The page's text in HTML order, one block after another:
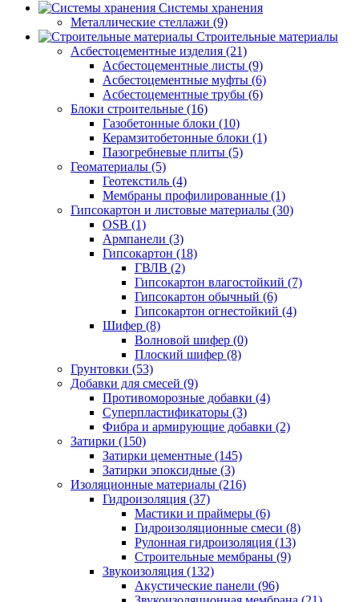
Системы хранения
Металлические стеллажи (9)
Строительные материалы
Асбестоцементные изделия (21)
Асбестоцементные листы (9)
Асбестоцементные муфты (6)
Асбестоцементные трубы (6)
Блоки строительные (16)
Газобетонные блоки (10)
Керамзитобетонные блоки (1)
Пазогребневые плиты (5)
Геоматериалы (5)
Геотекстиль (4)
Мембраны профилированные (1)
Гипсокартон и листовые материалы (30)
OSB (1)
Армпанели (3)
Гипсокартон (18)
ГВЛВ (2)
Гипсокартон влагостойкий (7)
Гипсокартон обычный (6)
Гипсокартон огнестойкий (4)
Шифер (8)
Волновой шифер (0)
Плоский шифер (8)
Грунтовки (53)
Добавки для смесей (9)
Противоморозные добавки (4)
Суперпластификаторы (3)
Фибра и армирующие добавки (2)
Затирки (150)
Затирки цементные (145)
Затирки эпоксидные (3)
Изоляционные материалы (216)
Гидроизоляция (37)
Мастики и праймеры (6)
Гидроизоляционные смеси (8)
Рулонная гидроизоляция (13)
Строительные мембраны (9)
Звукоизоляция (132)
Акустические панели (96)